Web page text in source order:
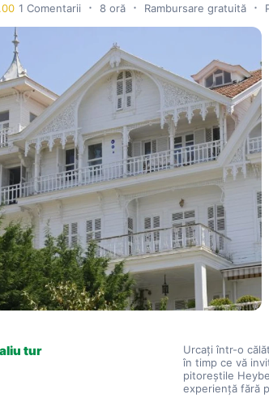
1 Comentarii 8 oră Rambursare gratuită
tur
Urcaţi într-o
în timp ce vă
pitoreştile
experiență fără